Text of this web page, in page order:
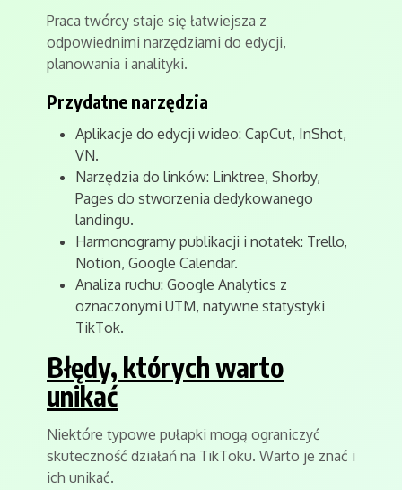
Praca twórcy staje się łatwiejsza z
odpowiednimi narzędziami do edycji,
planowania i analityki.
Przydatne narzędzia
Aplikacje do edycji wideo: CapCut, InShot,
VN.
Narzędzia do linków: Linktree, Shorby,
Pages do stworzenia dedykowanego
landingu.
Harmonogramy publikacji i notatek: Trello,
Notion, Google Calendar.
Analiza ruchu: Google Analytics z
oznaczonymi UTM, natywne statystyki
TikTok.
Błędy, których warto
unikać
Niektóre typowe pułapki mogą ograniczyć
skuteczność działań na TikToku. Warto je znać i
ich unikać.